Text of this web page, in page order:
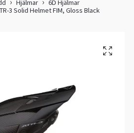
Hjälmar
6D Hjälmar
3 Solid Helmet FIM, Gloss Black